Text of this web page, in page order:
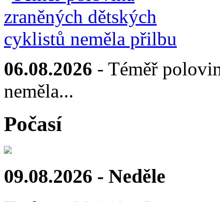
06.08.2026 - Téměř
neměla...
Počasí
09.08.2026 - Neděle